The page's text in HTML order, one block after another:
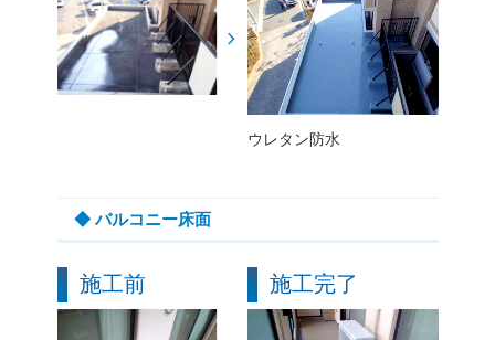
ウレタン防水
◆ バルコニー床面
施工前 施工完了